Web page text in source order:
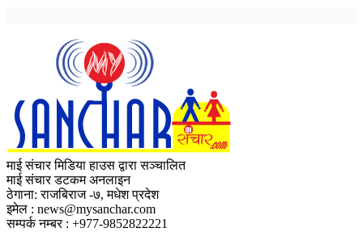
माई संचार मिडिया हाउस द्वारा सञ्चालित
माई संचार डटकम अनलाइन
ठेगाना: राजबिराज -७, मधेश प्रदेश
इमेल : news@mysanchar.com
सम्पर्क नम्बर : +977-9852822221